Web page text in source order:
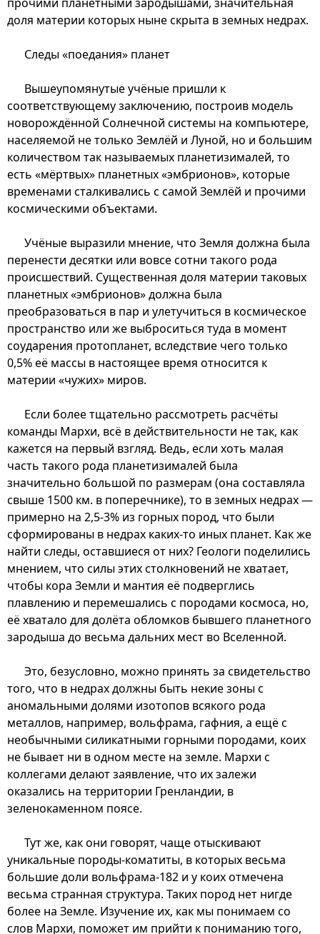
прочими планетными зародышами, значительная
доля материи которых ныне скрыта в земных недрах.
Следы «поедания» планет
Вышеупомянутые учёные пришли к
соответствующему заключению, построив модель
новорождённой Солнечной системы на компьютере,
населяемой не только Землёй и Луной, но и большим
количеством так называемых планетизималей, то
есть «мёртвых» планетных «эмбрионов», которые
временами сталкивались с самой Землёй и прочими
космическими объектами.
Учёные выразили мнение, что Земля должна была
перенести десятки или вовсе сотни такого рода
происшествий. Существенная доля материи таковых
планетных «эмбрионов» должна была
преобразоваться в пар и улетучиться в космическое
пространство или же выброситься туда в момент
соударения протопланет, вследствие чего только
0,5% её массы в настоящее время относится к
материи «чужих» миров.
Если более тщательно рассмотреть расчёты
команды Мархи, всё в действительности не так, как
кажется на первый взгляд. Ведь, если хоть малая
часть такого рода планетизималей была
значительно большой по размерам (она составляла
свыше 1500 км. в поперечнике), то в земных недрах —
примерно на 2,5-3% из горных пород, что были
сформированы в недрах каких-то иных планет. Как же
найти следы, оставшиеся от них? Геологи поделились
мнением, что силы этих столкновений не хватает,
чтобы кора Земли и мантия её подверглись
плавлению и перемешались с породами космоса, но,
её хватало для долёта обломков бывшего планетного
зародыша до весьма дальних мест во Вселенной.
Это, безусловно, можно принять за свидетельство
того, что в недрах должны быть некие зоны с
аномальными долями изотопов всякого рода
металлов, например, вольфрама, гафния, а ещё с
необычными силикатными горными породами, коих
не бывает ни в одном месте на земле. Мархи с
коллегами делают заявление, что их залежи
оказались на территории Гренландии, в
зеленокаменном поясе.
Тут же, как они говорят, чаще отыскивают
уникальные породы-коматиты, в которых весьма
большие доли вольфрама-182 и у коих отмечена
весьма странная структура. Таких пород нет нигде
более на Земле. Изучение их, как мы понимаем со
слов Мархи, поможет им прийти к пониманию того,